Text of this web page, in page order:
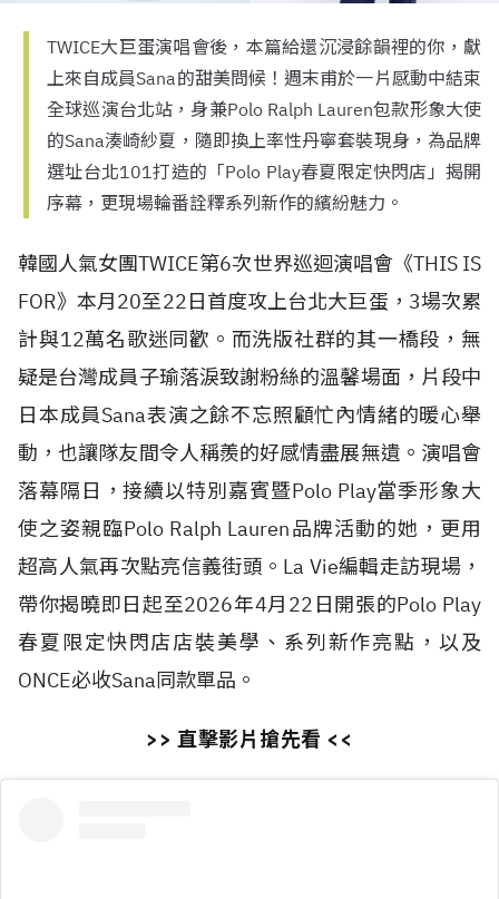
TWICE大巨蛋演唱會後，本篇給還沉浸餘韻裡的你，獻
上來自成員Sana的甜美問候！週末甫於一片感動中結束
全球巡演台北站，身兼Polo Ralph Lauren包款形象大使
的Sana湊崎紗夏，隨即換上率性丹寧套裝現身，為品牌
選址台北101打造的「Polo Play春夏限定快閃店」揭開
序幕，更現場輪番詮釋系列新作的繽紛魅力。
韓國人氣女團TWICE第6次世界巡迴演唱會《THIS IS
FOR》本月20至22日首度攻上台北大巨蛋，3場次累
計與12萬名歌迷同歡。而洗版社群的其一橋段，無
疑是台灣成員子瑜落淚致謝粉絲的溫馨場面，片段中
日本成員Sana表演之餘不忘照顧忙內情緒的暖心舉
動，也讓隊友間令人稱羨的好感情盡展無遺。演唱會
落幕隔日，接續以特別嘉賓暨Polo Play當季形象大
使之姿親臨Polo Ralph Lauren品牌活動的她，更用
超高人氣再次點亮信義街頭。La Vie編輯走訪現場，
帶你揭曉即日起至2026年4月22日開張的Polo Play
春夏限定快閃店店裝美學、系列新作亮點，以及
ONCE必收Sana同款單品。
>> 直擊影片搶先看 <<